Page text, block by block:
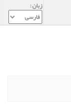
زبان :